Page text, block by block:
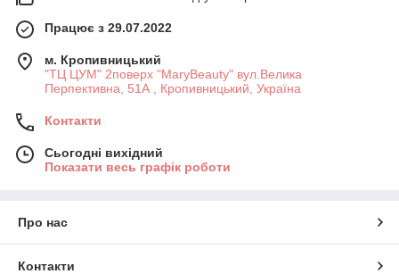
Працює з 29.07.2022
м. Кропивницький
"ТЦ ЦУМ" 2поверх "MaryBeauty" вул.Велика
Перпективна, 51А , Кропивницький, Україна
Контакти
Сьогодні вихідний
Показати весь графік роботи
Про нас
Контакти